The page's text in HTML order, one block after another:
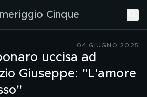
Cinque
04 GIUGNO 2025
uccisa ad
Giuseppe: "L'amore